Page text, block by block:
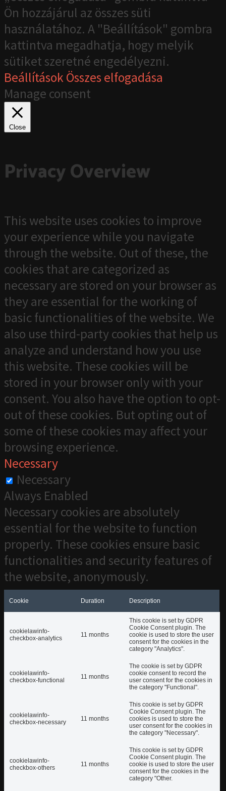
Ön hozzájárul az összes süti
használatához. A "Beállítások" gombra
kattintva megadhatja, hogy melyik
sütiket szeretné engedélyezni.
BeállításokÖsszes elfogadása
Manage consent
Close
Privacy Overview
This website uses cookies to improve
your experience while you navigate
through the website. Out of these, the
cookies that are categorized as
necessary are stored on your browser as
they are essential for the working of
basic functionalities of the website. We
also use third-party cookies that help us
analyze and understand how you use
this website. These cookies will be
stored in your browser only with your
consent. You also have the option to opt-
out of these cookies. But opting out of
some of these cookies may affect your
browsing experience.
Necessary
Necessary
Always Enabled
Necessary cookies are absolutely
essential for the website to function
properly. These cookies ensure basic
functionalities and security features of
the website, anonymously.
Cookie Duration Description
cookielawinfo-
checkbox-analytics
11 months
This cookie is set by GDPR
Cookie Consent plugin. The
cookie is used to store the user
consent for the cookies in the
category "Analytics".
cookielawinfo-
checkbox-functional
11 months
The cookie is set by GDPR
cookie consent to record the
user consent for the cookies in
the category "Functional".
cookielawinfo-
checkbox-necessary
11 months
This cookie is set by GDPR
Cookie Consent plugin. The
cookies is used to store the
user consent for the cookies in
the category "Necessary".
cookielawinfo-
checkbox-others
11 months
This cookie is set by GDPR
Cookie Consent plugin. The
cookie is used to store the user
consent for the cookies in the
category "Other.